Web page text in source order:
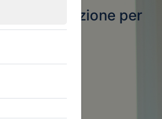
della formazione per